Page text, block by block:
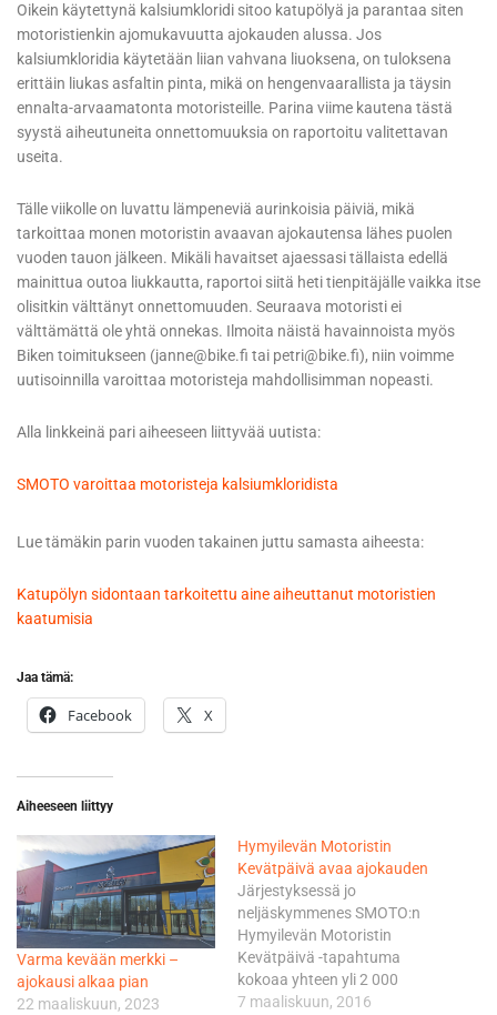
Oikein käytettynä kalsiumkloridi sitoo katupölyä ja parantaa siten
motoristienkin ajomukavuutta ajokauden alussa. Jos
kalsiumkloridia käytetään liian vahvana liuoksena, on tuloksena
erittäin liukas asfaltin pinta, mikä on hengenvaarallista ja täysin
ennalta-arvaamatonta motoristeille. Parina viime kautena tästä
syystä aiheutuneita onnettomuuksia on raportoitu valitettavan
useita.
Tälle viikolle on luvattu lämpeneviä aurinkoisia päiviä, mikä
tarkoittaa monen motoristin avaavan ajokautensa lähes puolen
vuoden tauon jälkeen. Mikäli havaitset ajaessasi tällaista edellä
mainittua outoa liukkautta, raportoi siitä heti tienpitäjälle vaikka itse
olisitkin välttänyt onnettomuuden. Seuraava motoristi ei
välttämättä ole yhtä onnekas. Ilmoita näistä havainnoista myös
Biken toimitukseen (janne@bike.fi tai petri@bike.fi), niin voimme
uutisoinnilla varoittaa motoristeja mahdollisimman nopeasti.
Alla linkkeinä pari aiheeseen liittyvää uutista:
SMOTO varoittaa motoristeja kalsiumkloridista
Lue tämäkin parin vuoden takainen juttu samasta aiheesta:
Katupölyn sidontaan tarkoitettu aine aiheuttanut motoristien
kaatumisia
Jaa tämä:
Facebook X
Aiheeseen liittyy
Varma kevään merkki –
ajokausi alkaa pian
22 maaliskuun, 2023
Hymyilevän Motoristin
Kevätpäivä avaa ajokauden
Järjestyksessä jo
neljäskymmenes SMOTO:n
Hymyilevän Motoristin
Kevätpäivä -tapahtuma
kokoaa yhteen yli 2 000
motoristia eri puolilta
7 maaliskuun, 2016